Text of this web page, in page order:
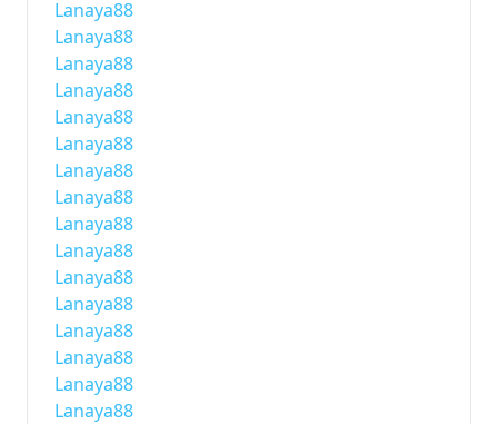
Lanaya88
Lanaya88
Lanaya88
Lanaya88
Lanaya88
Lanaya88
Lanaya88
Lanaya88
Lanaya88
Lanaya88
Lanaya88
Lanaya88
Lanaya88
Lanaya88
Lanaya88
Lanaya88